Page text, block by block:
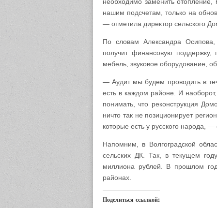
нашим подсчетам, только на
— отметила директор сельского
По словам Александра Осипова,
получит финансовую
мебель, звуковое оборудование,
— Аудит мы будем проводить в
есть в каждом районе. И
понимать, что реконструкция
ничто так не позиционирует
которые есть у русского народа, —
Напомним, в Волгоградской
сельских ДК. Так, в текущем
миллиона рублей. В прошлом
районах.
Поделиться ссылкой: